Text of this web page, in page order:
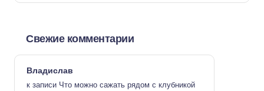
Свежие комментарии
Владислав
к записи Что можно сажать рядом с клубникой